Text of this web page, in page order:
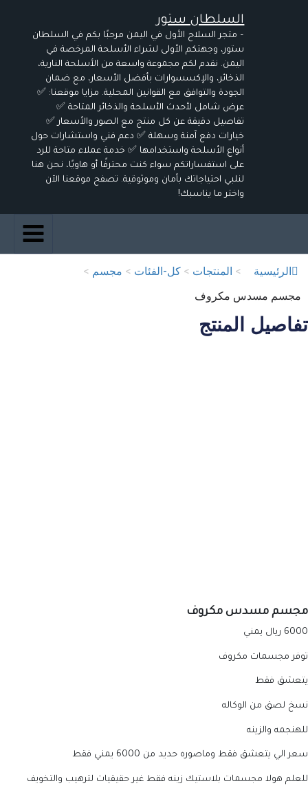
السلطان ستور
– متجر السلاح الأول في اليمن مرحبًا بكم في السلطان
ستور، وجهتكم الأولى لشراء الأسلحة المرخصة في
اليمن. نقدم لكم مجموعة واسعة من الأسلحة النارية،
الذخائر، والإكسسوارات بأفضل الأسعار، مع ضمان
الجودة والتوافق مع القوانين المحلية. مزايا موقعنا: ✅
عرض شامل لأحدث الأسلحة والذخائر المتاحة ✅
تفاصيل دقيقة عن كل منتج مع الصور والأسعار ✅
خيارات دفع آمنة وسهلة ✅ دعم فني واستشارات حول
أنواع الأسلحة واستخدامها ✅ خدمة عملاء متاحة للرد
على استفساراتكم سواء كنت محترفًا أو هاويًا، نحن هنا
لنلبي احتياجاتك بأمان وموثوقية. تصفح موقعنا الآن
واختر ما يناسبك!
الرئيسية > المنتجات > كل-الفئات > مجسم >
مجسم مسدس مكروف
تفاصيل المنتج
مجسم مسدس مكروف
6000 ريال يمني
توفر مجسمات مكروف
يتعشق فقط
نسخ لصق من الوكاله
للهنجمه والزينه
سعر الي يتعشق فقط وماصوره حديد من 6000 يمني فقط
للعلم هولا مجسمات بلاستيك زينه فقط غير حقيقيات لترهيب والتخويف